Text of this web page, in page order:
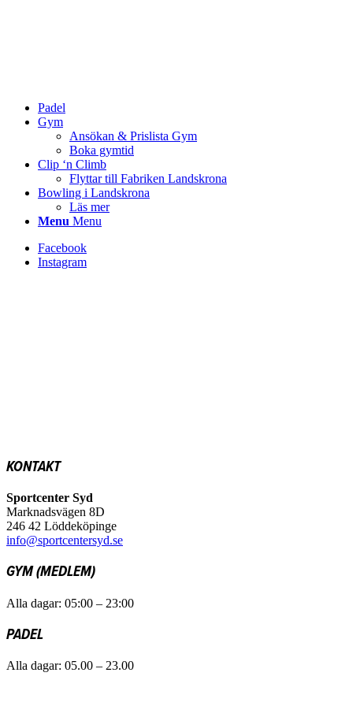
Padel
Gym
Ansökan & Prislista Gym
Boka gymtid
Clip ‘n Climb
Flyttar till Fabriken Landskrona
Bowling i Landskrona
Läs mer
Menu Menu
Facebook
Instagram
KONTAKT
Sportcenter Syd
Marknadsvägen 8D
246 42 Löddeköpinge
info@sportcentersyd.se
GYM (MEDLEM)
Alla dagar: 05:00 – 23:00
PADEL
Alla dagar: 05.00 – 23.00